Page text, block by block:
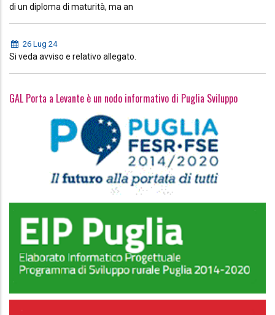
di un diploma di maturità, ma an
26 Lug 24
Si veda avviso e relativo allegato.
GAL Porta a Levante è un nodo informativo di Puglia Sviluppo